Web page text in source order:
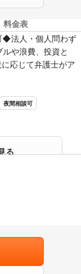
料金表
法人・個人問わず
や浪費、投資と
応じて弁護士がア
夜間相談可
る